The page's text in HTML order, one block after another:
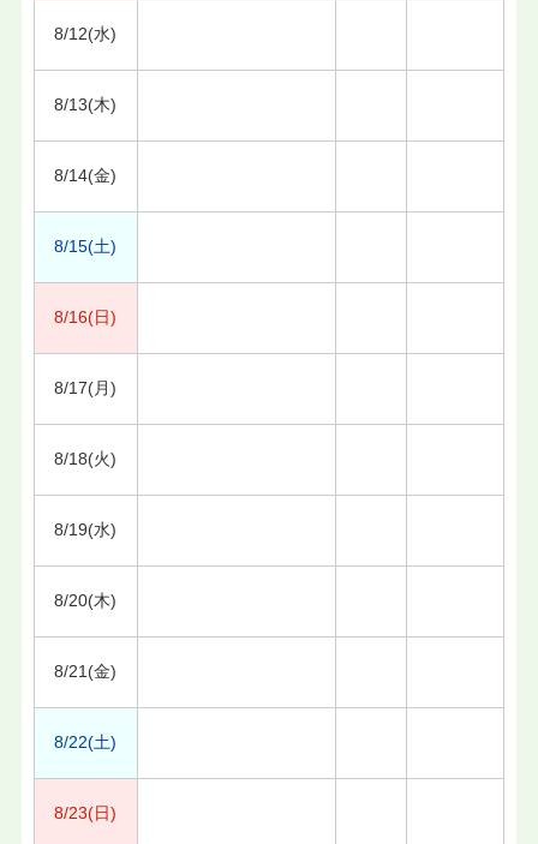
8/12(水)
8/13(木)
8/14(金)
8/15(土)
8/16(日)
8/17(月)
8/18(火)
8/19(水)
8/20(木)
8/21(金)
8/22(土)
8/23(日)